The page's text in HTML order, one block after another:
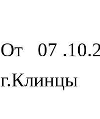
От 07
г.Клинцы